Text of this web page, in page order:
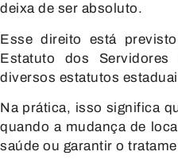
deixa de ser absoluto.
Esse direito está
Estatuto dos
diversos estatutos
Na prática, isso significa
quando a mudança de
saúde ou garantir o